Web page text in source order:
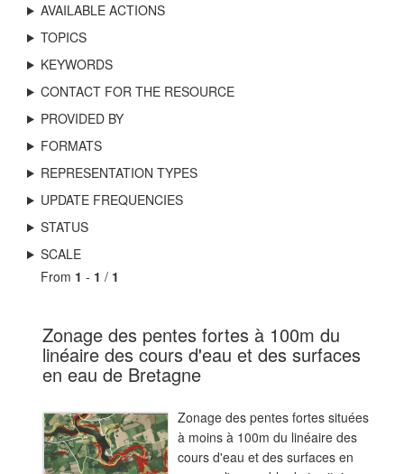
AVAILABLE ACTIONS
TOPICS
KEYWORDS
CONTACT FOR THE RESOURCE
PROVIDED BY
FORMATS
REPRESENTATION TYPES
UPDATE FREQUENCIES
STATUS
SCALE
From 1 - 1 / 1
Zonage des pentes fortes à 100m du
linéaire des cours d'eau et des surfaces
en eau de Bretagne
Zonage des pentes fortes situées
à moins à 100m du linéaire des
cours d'eau et des surfaces en